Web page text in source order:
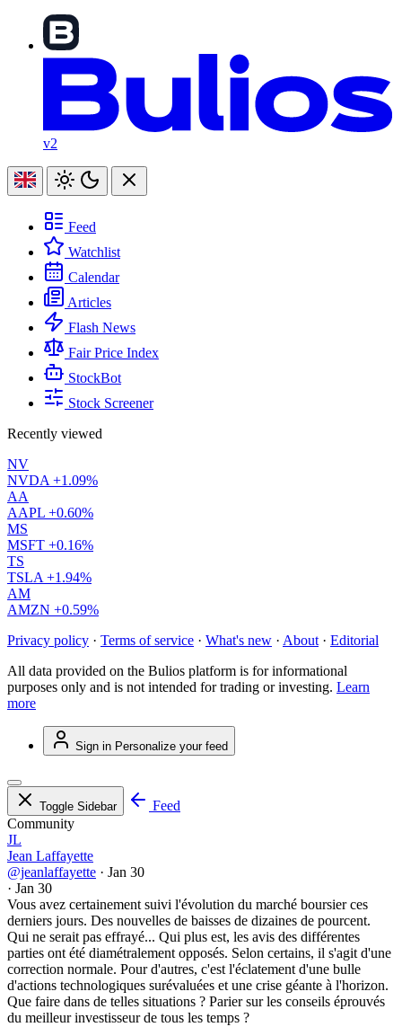
v2
Feed
Watchlist
Calendar
Articles
Flash News
Fair Price Index
StockBot
Stock Screener
Recently viewed
NV
NVDA +1.09%
AA
AAPL +0.60%
MS
MSFT +0.16%
TS
TSLA +1.94%
AM
AMZN +0.59%
Privacy policy · Terms of service · What's new · About · Editorial
All data provided on the Bulios platform is for informational
purposes only and is not intended for trading or investing. Learn
more
Sign in Personalize your feed
Toggle Sidebar
Feed
Community
JL
Jean Laffayette
@jeanlaffayette · Jan 30
· Jan 30
Vous avez certainement suivi l'évolution du marché boursier ces
derniers jours. Des nouvelles de baisses de dizaines de pourcent.
Qui ne serait pas effrayé... Qui plus est, les avis des différentes
parties ont été diamétralement opposés. Selon certains, il s'agit d'une
correction normale. Pour d'autres, c'est l'éclatement d'une bulle
d'actions technologiques surévaluées et une crise géante à l'horizon.
Que faire dans de telles situations ? Parier sur les conseils éprouvés
du meilleur investisseur de tous les temps ?